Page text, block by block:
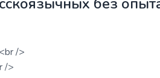
/>
/>